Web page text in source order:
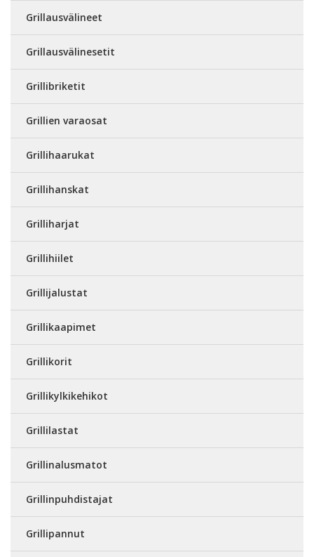
Grillausvälineet
Grillausvälinesetit
Grillibriketit
Grillien varaosat
Grillihaarukat
Grillihanskat
Grilliharjat
Grillihiilet
Grillijalustat
Grillikaapimet
Grillikorit
Grillikylkikehikot
Grillilastat
Grillinalusmatot
Grillinpuhdistajat
Grillipannut